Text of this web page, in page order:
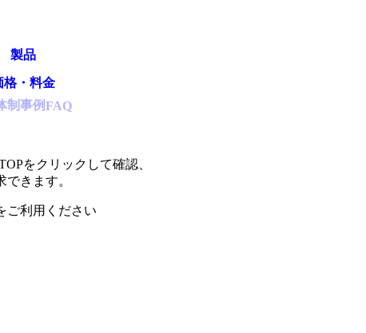
製品
格・料金
制 事例FAQ
をクリックして確認、
きます。
ご利用ください